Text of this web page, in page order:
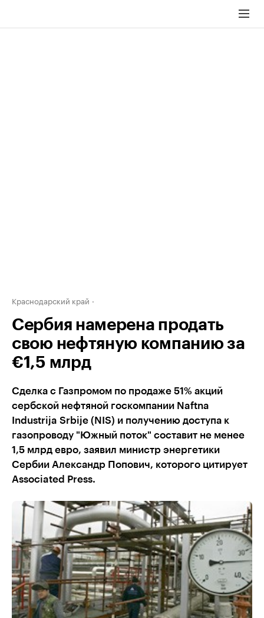
Краснодарский край
Сербия намерена продать
свою нефтяную компанию за
€1,5 млрд
Сделка с Газпромом по продаже 51% акций
сербской нефтяной госкомпании Naftna
Industrija Srbije (NIS) и получению доступа к
газопроводу "Южный поток" составит не менее
1,5 млрд евро, заявил министр энергетики
Сербии Александр Попович, которого цитирует
Associated Press.